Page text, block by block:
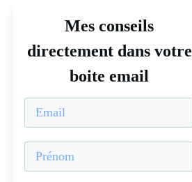
Mes conseils
directement dans votre
boite email